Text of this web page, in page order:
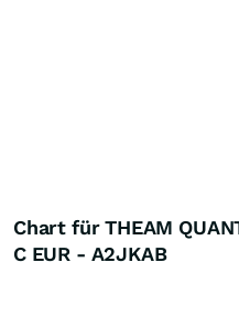
Chart für THEAM
C EUR - A2JKAB